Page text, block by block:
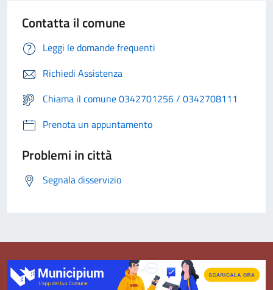
Contatta il comune
Leggi le domande frequenti
Richiedi Assistenza
Chiama il comune 0342701256 / 0342708111
Prenota un appuntamento
Problemi in città
Segnala disservizio